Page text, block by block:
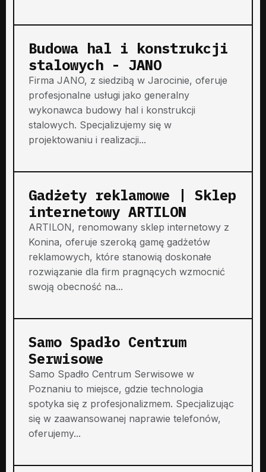
Budowa hal i konstrukcji
stalowych - JANO
Firma JANO, z siedzibą w Jarocinie, oferuje
profesjonalne usługi jako generalny
wykonawca budowy hal i konstrukcji
stalowych. Specjalizujemy się w
projektowaniu i realizacji...
Gadżety reklamowe | Sklep
internetowy ARTILON
ARTILON, renomowany sklep internetowy z
Konina, oferuje szeroką gamę gadżetów
reklamowych, które stanowią doskonałe
rozwiązanie dla firm pragnących wzmocnić
swoją obecność na...
Samo Spadło Centrum
Serwisowe
Samo Spadło Centrum Serwisowe w
Poznaniu to miejsce, gdzie technologia
spotyka się z profesjonalizmem. Specjalizując
się w zaawansowanej naprawie telefonów,
oferujemy...